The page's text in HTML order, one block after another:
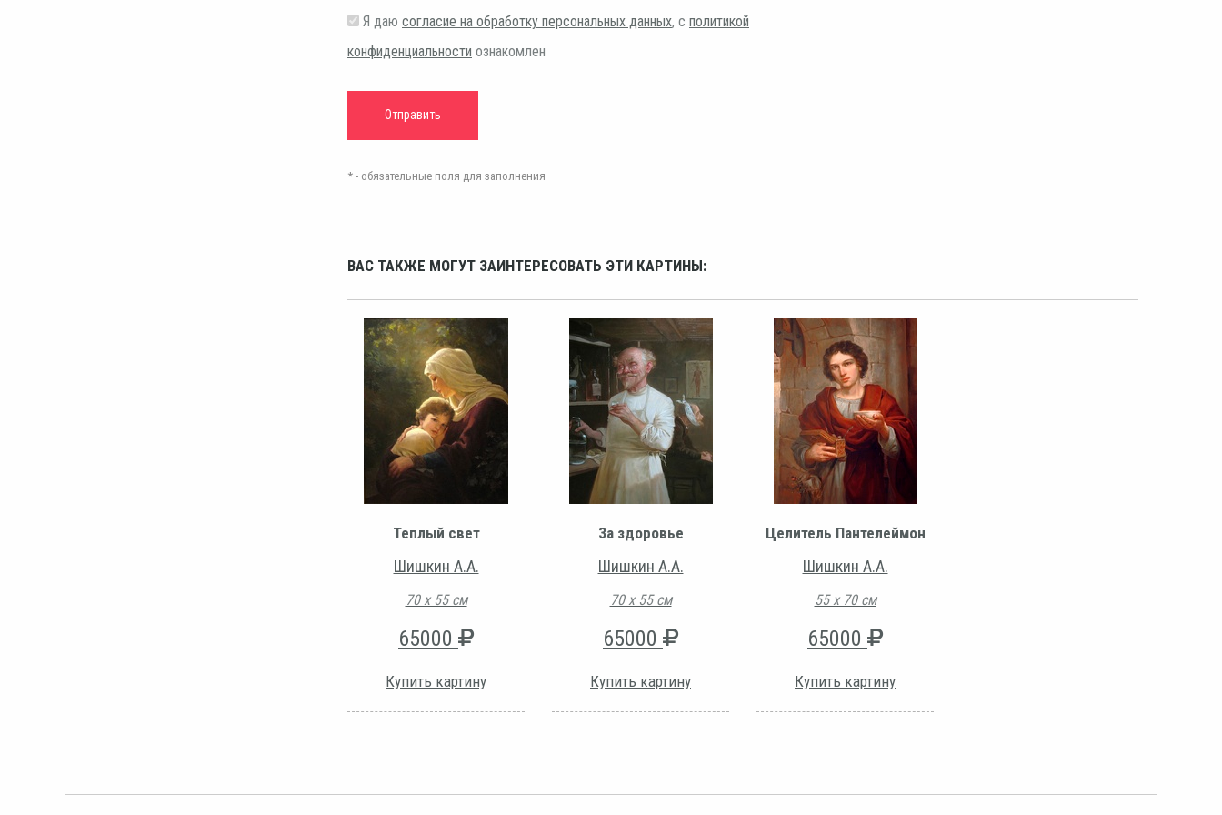
Я даю согласие на обработку персональных данных, с политикой
конфиденциальности ознакомлен
* - обязательные поля для заполнения
ВАС ТАКЖЕ МОГУТ ЗАИНТЕРЕСОВАТЬ ЭТИ КАРТИНЫ:
Теплый свет
Шишкин А.А.
70 х 55 см
65000
Купить картину
За здоровье
Шишкин А.А.
70 х 55 см
65000
Купить картину
Целитель Пантелеймон
Шишкин А.А.
55 х 70 см
65000
Купить картину